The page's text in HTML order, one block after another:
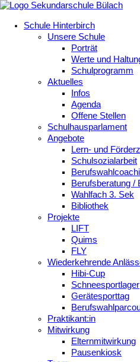
Schule Hinterbirch
Unsere Schule
Porträt
Werte und
Schulprogramm
Aktuelles
Infos
Agenda
Offene Stellen
Schulhausparlament
Angebote
Lern- und
Schulsozialarbeit
Berufsberatung /
Wahlfach 3. Sek
Bibliothek
Projekte
LIFT
Quims
FLY
Wiederkehrende
Hibi-Cup
Schneesportlager
Gerätesporttag
Praktikant:in
Mitwirkung
Elternmitwirkung
Pausenkiosk